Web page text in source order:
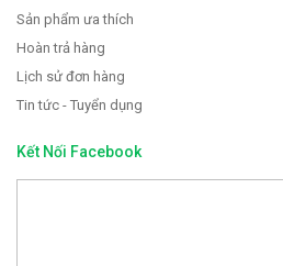
Sản phẩm ưa thích
Hoàn trả hàng
Lịch sử đơn hàng
Tin tức - Tuyển dụng
Kết Nối Facebook